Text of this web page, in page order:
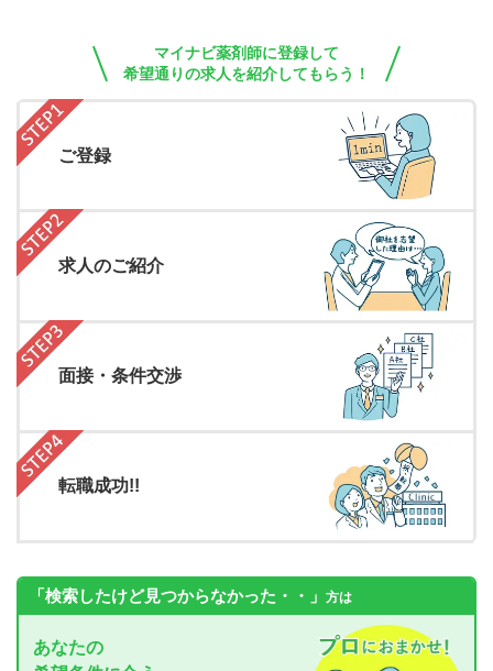
マイナビ薬剤師に登録して
希望通りの求人を紹介してもらう！
ご登録
求人のご紹介
面接・条件交渉
転職成功!!
「検索したけど見つからなかった・・」 方は
あなたの